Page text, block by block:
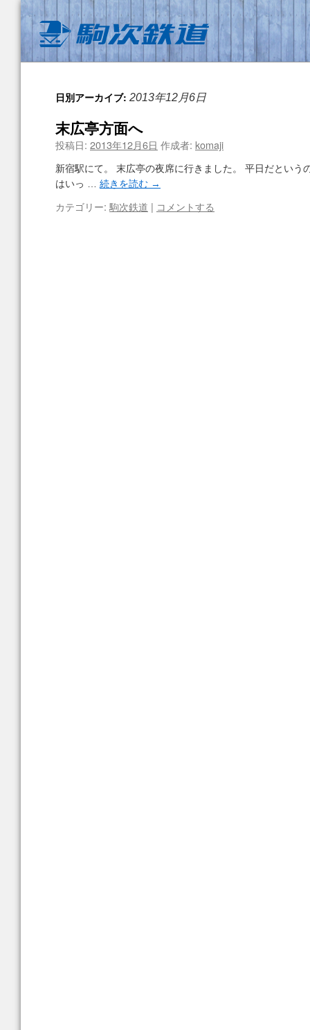
日別アーカイブ: 2013年12月6日
末広亭方面へ
投稿日: 2013年12月6日 作成者: komaji
新宿駅にて。 末広亭の夜席に行きました。 平日だという
はいっ … 続きを読む →
カテゴリー: 駒次鉄道 | コメントする